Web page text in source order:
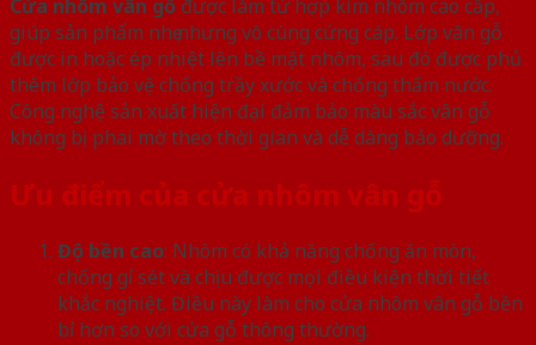
Cửa nhôm vân gỗ được làm từ hợp kim nhôm cao cấp,
giúp sản phẩm nhẹ nhưng vô cùng cứng cáp. Lớp vân gỗ
được in hoặc ép nhiệt lên bề mặt nhôm, sau đó được phủ
thêm lớp bảo vệ chống trầy xước và chống thấm nước.
Công nghệ sản xuất hiện đại đảm bảo màu sắc vân gỗ
không bị phai mờ theo thời gian và dễ dàng bảo dưỡng.
Ưu điểm của cửa nhôm vân gỗ
Độ bền cao: Nhôm có khả năng chống ăn mòn,
chống gỉ sét và chịu được mọi điều kiện thời tiết
khắc nghiệt. Điều này làm cho cửa nhôm vân gỗ bền
bỉ hơn so với cửa gỗ thông thường.